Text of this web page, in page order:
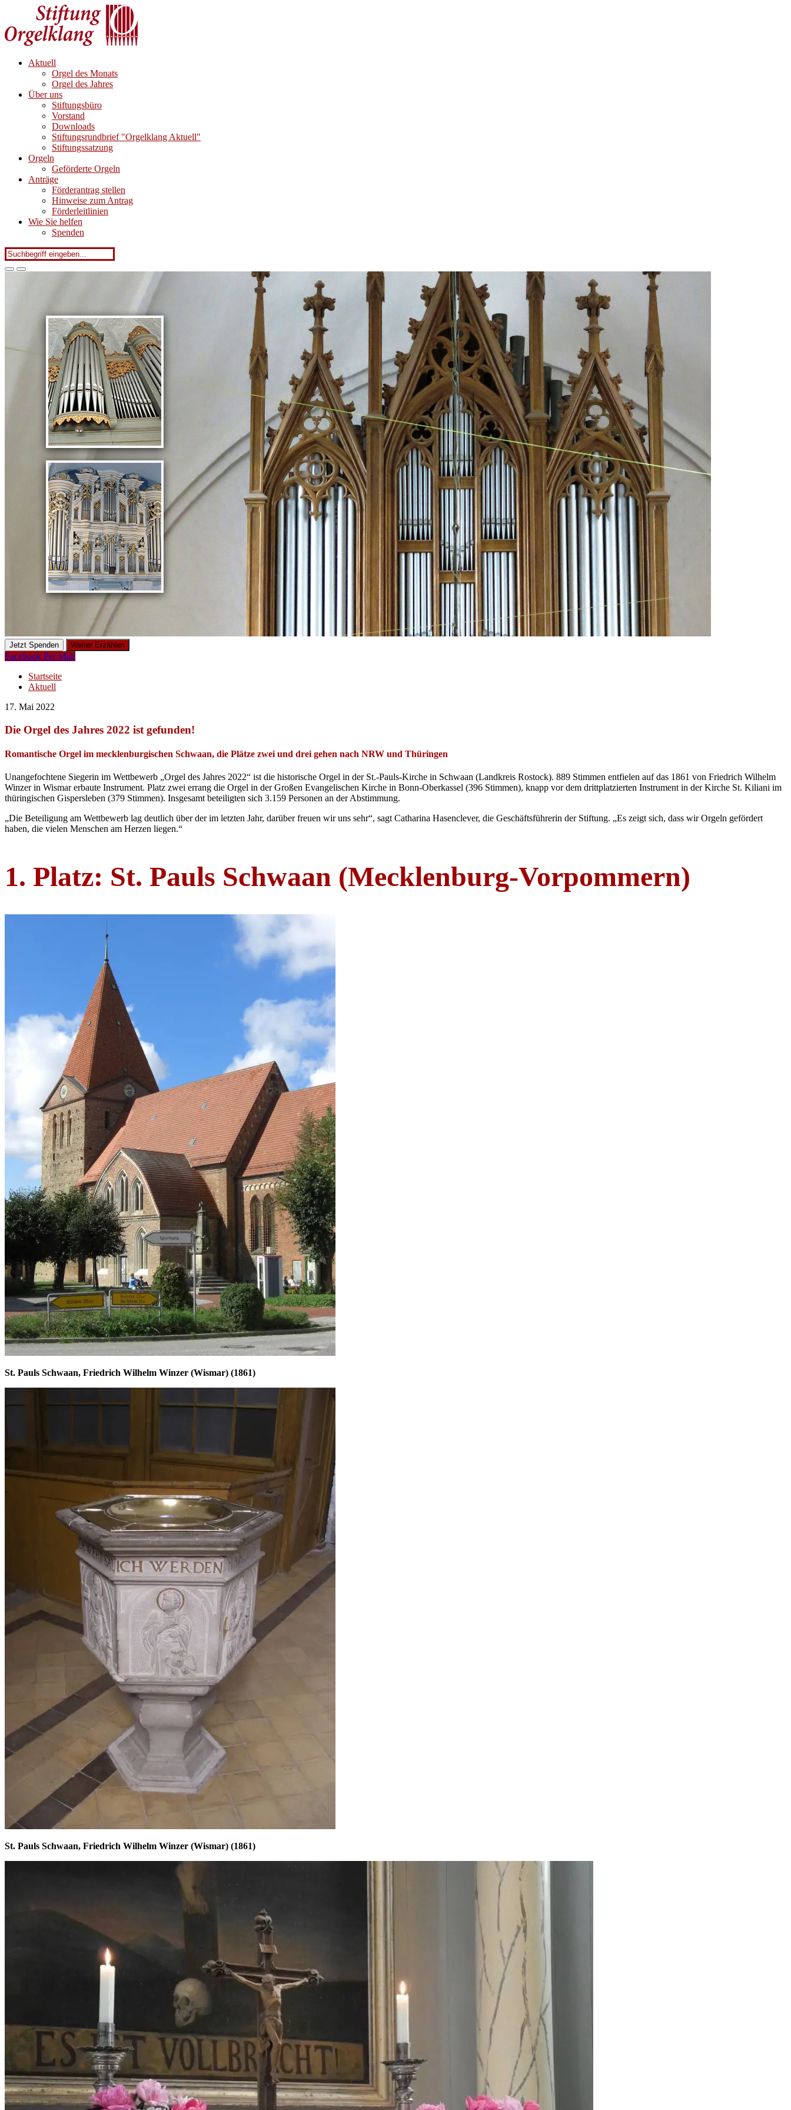
Aktuell
Orgel des Monats
Orgel des Jahres
Über uns
Stiftungsbüro
Vorstand
Downloads
Stiftungsrundbrief "Orgelklang Aktuell"
Stiftungssatzung
Orgeln
Geförderte Orgeln
Anträge
Förderantrag stellen
Hinweise zum Antrag
Förderleitlinien
Wie Sie helfen
Spenden
Jetzt Spenden Weiter Erzählen
Facebook Per Mail
Startseite
Aktuell
17. Mai 2022
Die Orgel des Jahres 2022 ist gefunden!
Romantische Orgel im mecklenburgischen Schwaan, die Plätze zwei und drei gehen nach NRW und Thüringen
Unangefochtene Siegerin im Wettbewerb „Orgel des Jahres 2022“ ist die historische Orgel in der St.-Pauls-Kirche in Schwaan (Landkreis Rostock). 889 Stimmen entfielen auf das 1861 von Friedrich Wilhelm
Winzer in Wismar erbaute Instrument. Platz zwei errang die Orgel in der Großen Evangelischen Kirche in Bonn-Oberkassel (396 Stimmen), knapp vor dem drittplatzierten Instrument in der Kirche St. Kiliani im
thüringischen Gispersleben (379 Stimmen). Insgesamt beteiligten sich 3.159 Personen an der Abstimmung.
„Die Beteiligung am Wettbewerb lag deutlich über der im letzten Jahr, darüber freuen wir uns sehr“, sagt Catharina Hasenclever, die Geschäftsführerin der Stiftung. „Es zeigt sich, dass wir Orgeln gefördert
haben, die vielen Menschen am Herzen liegen.“
1. Platz: St. Pauls Schwaan (Mecklenburg-Vorpommern)
St. Pauls Schwaan, Friedrich Wilhelm Winzer (Wismar) (1861)
St. Pauls Schwaan, Friedrich Wilhelm Winzer (Wismar) (1861)